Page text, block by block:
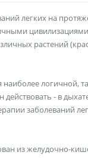
легких на
растений
логичной,
- в
заболеваний
из желудочно-